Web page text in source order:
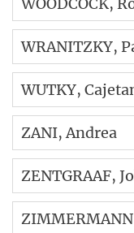
WRANITZKY,
WUTKY,
ZANI, Andrea
ZENTGRAAF,
ZIMMERMANN